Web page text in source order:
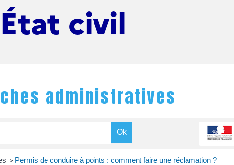
État civil
administratives
> Permis de conduire à points : comment faire une réclamation ?